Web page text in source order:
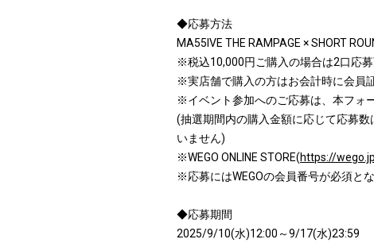
◆応募方法
MA55IVE THE RAMPAGE × SHORT
※税込10,000円ご購入の場合は2口応募
※実店舗で購入の方はお会計時に会員
※イベント参加へのご応募は、本フォ
(抽選期間内の購入金額に応じて応募
いません)
※WEGO ONLINE STORE(https://wego.jp
※応募にはWEGOの会員番号が必須とな
◆応募期間
2025/9/10(水)12:00～9/17(水)23:59